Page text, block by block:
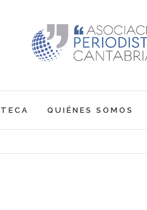
QUIÉNES SOMOS